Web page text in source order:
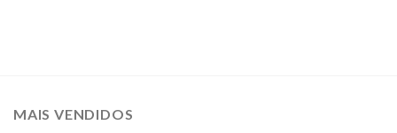
MAIS VENDIDOS